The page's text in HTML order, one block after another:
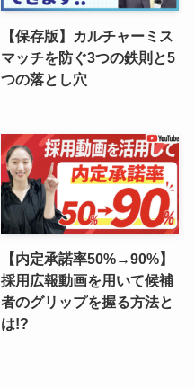
【保存版】カルチャーミス
マッチを防ぐ3つの鉄則と5
つの落とし穴
【内定承諾率50%→90%】
採用広報動画を用いて候補
者のグリップを握る方法と
は!?